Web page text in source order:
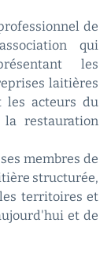
de
qui
les
laitières
les acteurs du
restauration
membres de
structurée,
territoires et
et de